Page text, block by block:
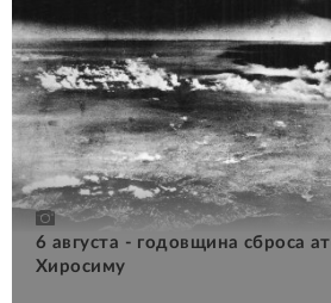
6 августа - годовщина сброса
Хиросиму